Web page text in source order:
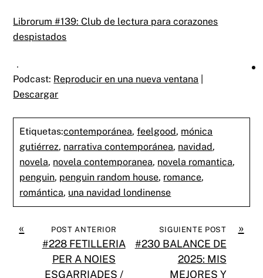
Librorum #139: Club de lectura para corazones
despistados
Podcast: Reproducir en una nueva ventana
Descargar
Etiquetas:contemporánea,feelgood, mónica
gutiérrez, narrativa contemporánea, navidad,
novela, novela contemporanea, novela romantica,
penguin, penguin random house, romance,
romántica, una navidad londinense
« POST ANTERIOR
#228 FETILLERIA
PER A NOIES
ESGARRIADES /
»
SIGUIENTE POST
#230 BALANCE DE
2025: MIS
MEJORES Y